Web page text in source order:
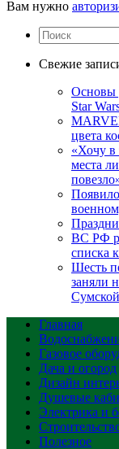
Вам нужно
Свежие
Основы
Star
цвета
«Хочу в
места
ВС РФ
списка
Шесть
заняли
Главная
Газовое
Дача и огород
Дизайн
Душевые
Электрика и
Полезное